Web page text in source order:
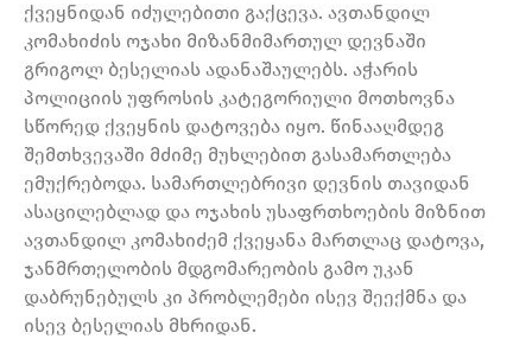
ქვეყნიდან იძულებითი გაქცევა. ავთანდილ
კომახიძის ოჯახი მიზანმიმართულ დევნაში
გრიგოლ ბესელიას ადანაშაულებს. აჭარის
პოლიციის უფროსის კატეგორიული მოთხოვნა
სწორედ ქვეყნის დატოვება იყო. წინააღმდეგ
შემთხვევაში მძიმე მუხლებით გასამართლება
ემუქრებოდა. სამართლებრივი დევნის თავიდან
ასაცილებლად და ოჯახის უსაფრთხოების მიზნით
ავთანდილ კომახიძემ ქვეყანა მართლაც დატოვა,
ჯანმრთელობის მდგომარეობის გამო უკან
დაბრუნებულს კი პრობლემები ისევ შეექმნა და
ისევ ბესელიას მხრიდან.